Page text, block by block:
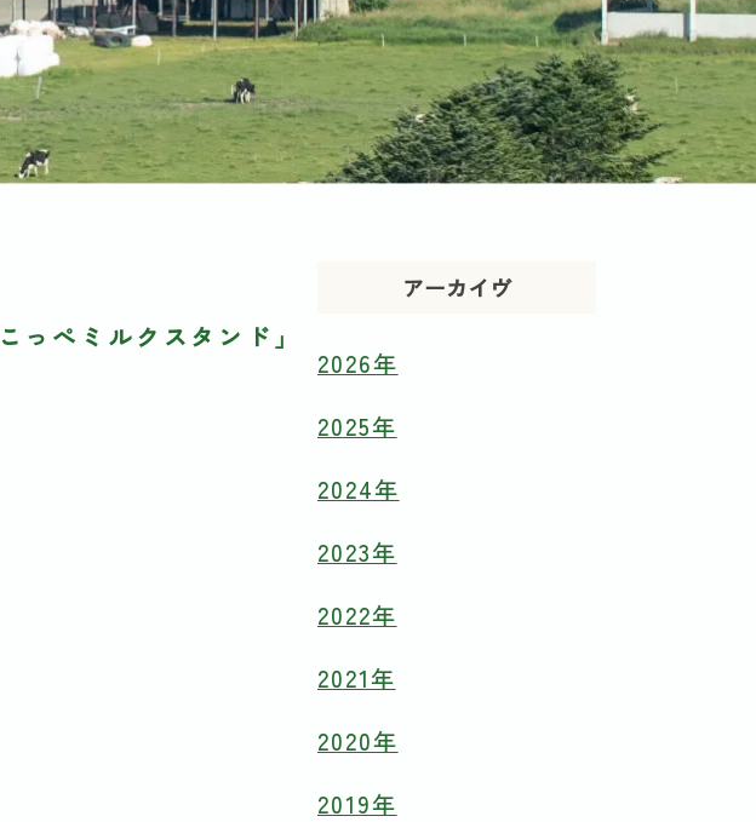
ぺミルクスタンド」
アーカイヴ
2026年
2025年
2024年
2023年
2022年
2021年
2020年
2019年